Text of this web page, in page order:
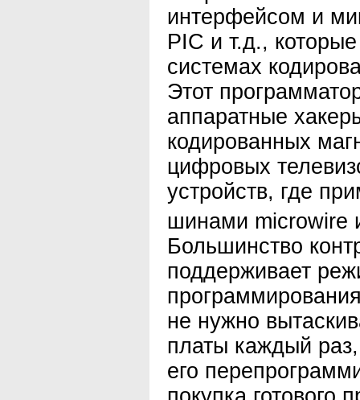
интерфейсом и
PIC и т.д.,
системах
Этот
аппаратные
кодированных
цифровых
устройств, где
шинами microwire
Большинство
поддерживает
не нужно
платы каждый
его